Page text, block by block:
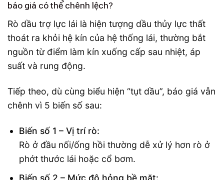
báo giá có thể chênh lệch?
Rò dầu trợ lực lái là hiện tượng dầu thủy lực thất
thoát ra khỏi hệ kín của hệ thống lái, thường bắt
nguồn từ điểm làm kín xuống cấp sau nhiệt, áp
suất và rung động.
Tiếp theo, dù cùng biểu hiện “tụt dầu”, báo giá vẫn
chênh vì 5 biến số sau:
Biến số 1 – Vị trí rò:
Rò ở đầu nối/ống hồi thường dễ xử lý hơn rò ở
phớt thước lái hoặc cổ bơm.
Biến số 2 – Mức độ hỏng bề mặt: